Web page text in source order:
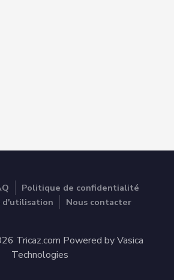
Politique de confidentialité
d'utilisation
Nous contacter
Tricaz.com Powered by Vasica
Technologies